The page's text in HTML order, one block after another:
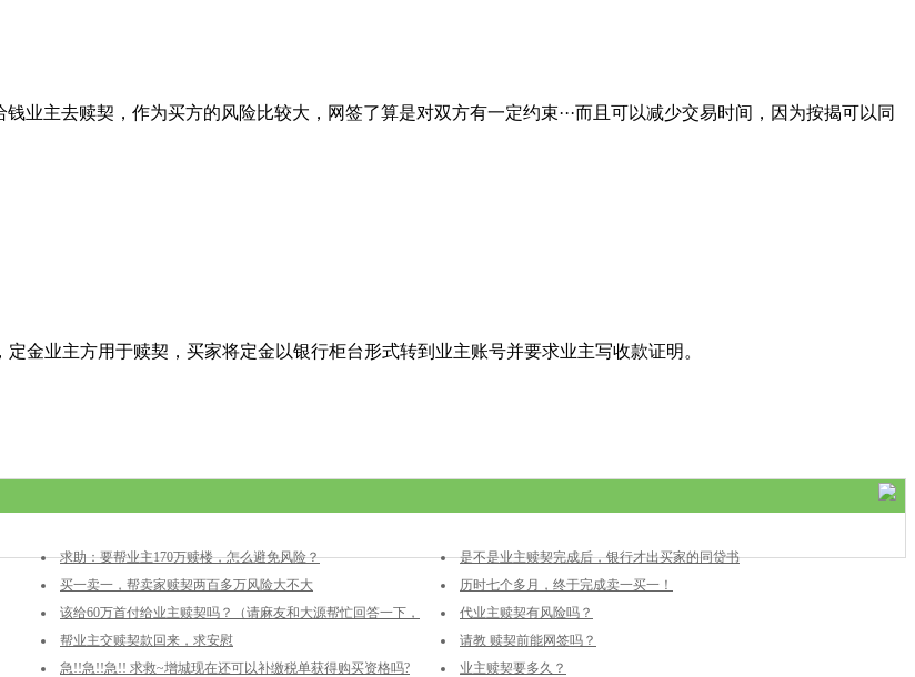
业主去赎契，作为买方的风险比较大，网签了算是对双方有一定约束···而且可以减少交易时间，因为按揭可以同
金业主方用于赎契，买家将定金以银行柜台形式转到业主账号并要求业主写收款证明。
求助：要帮业主170万赎楼，怎么避免风险？
是不是业主赎契完成后，银行才出买家的同贷书
买一卖一，帮卖家赎契两百多万风险大不大
历时七个多月，终于完成卖一买一！
该给60万首付给业主赎契吗？（请麻友和大源帮忙回答一下，
谢谢）
代业主赎契有风险吗？
帮业主交赎契款回来，求安慰
请教 赎契前能网签吗？
急!!急!!急!! 求救~增城现在还可以补缴税单获得购买资格吗?
业主赎契要多久？